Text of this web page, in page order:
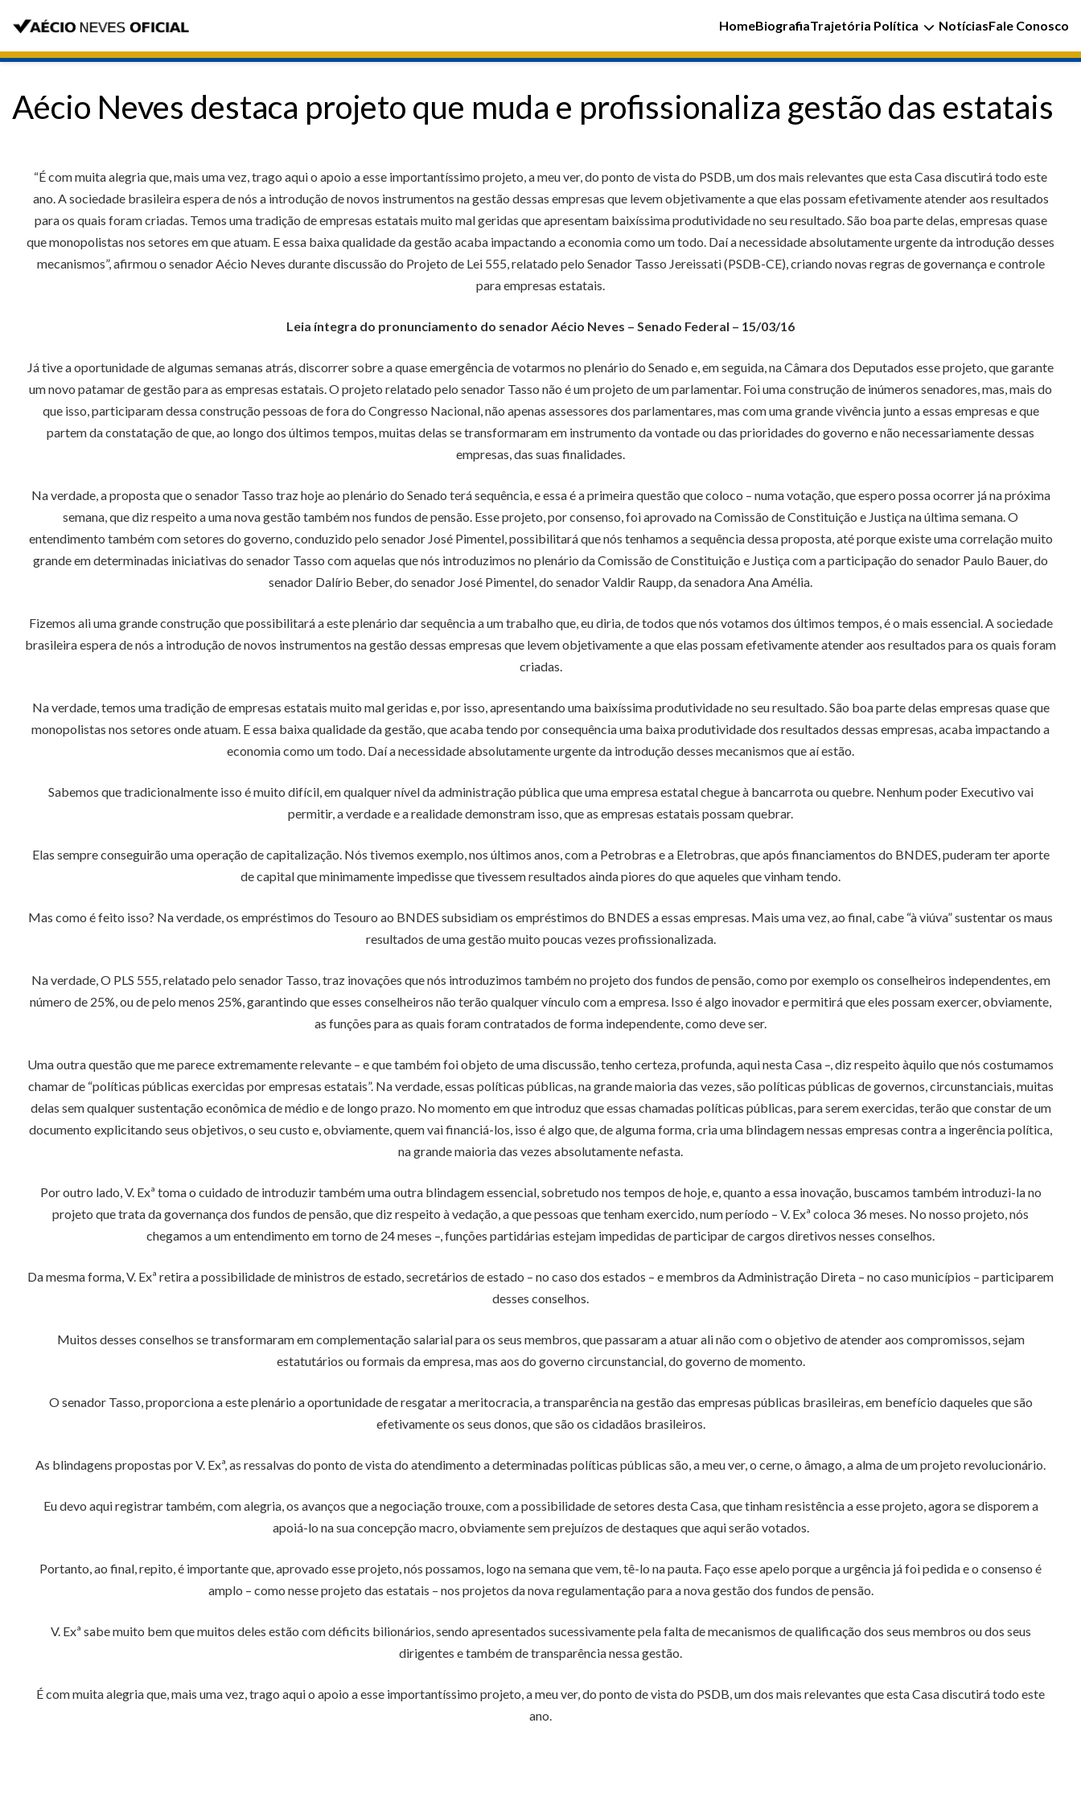
HomeBiografiaTrajetória Política NotíciasFale Conosco
Aécio Neves destaca projeto que muda e profissionaliza gestão das estatais
“É com muita alegria que, mais uma vez, trago aqui o apoio a esse importantíssimo projeto, a meu ver, do ponto de vista do PSDB, um dos mais relevantes que esta Casa discutirá todo este
ano. A sociedade brasileira espera de nós a introdução de novos instrumentos na gestão dessas empresas que levem objetivamente a que elas possam efetivamente atender aos resultados
para os quais foram criadas. Temos uma tradição de empresas estatais muito mal geridas que apresentam baixíssima produtividade no seu resultado. São boa parte delas, empresas quase
que monopolistas nos setores em que atuam. E essa baixa qualidade da gestão acaba impactando a economia como um todo. Daí a necessidade absolutamente urgente da introdução desses
mecanismos”, afirmou o senador Aécio Neves durante discussão do Projeto de Lei 555, relatado pelo Senador Tasso Jereissati (PSDB-CE), criando novas regras de governança e controle
para empresas estatais.
Leia íntegra do pronunciamento do senador Aécio Neves – Senado Federal – 15/03/16
Já tive a oportunidade de algumas semanas atrás, discorrer sobre a quase emergência de votarmos no plenário do Senado e, em seguida, na Câmara dos Deputados esse projeto, que garante
um novo patamar de gestão para as empresas estatais. O projeto relatado pelo senador Tasso não é um projeto de um parlamentar. Foi uma construção de inúmeros senadores, mas, mais do
que isso, participaram dessa construção pessoas de fora do Congresso Nacional, não apenas assessores dos parlamentares, mas com uma grande vivência junto a essas empresas e que
partem da constatação de que, ao longo dos últimos tempos, muitas delas se transformaram em instrumento da vontade ou das prioridades do governo e não necessariamente dessas
empresas, das suas finalidades.
Na verdade, a proposta que o senador Tasso traz hoje ao plenário do Senado terá sequência, e essa é a primeira questão que coloco – numa votação, que espero possa ocorrer já na próxima
semana, que diz respeito a uma nova gestão também nos fundos de pensão. Esse projeto, por consenso, foi aprovado na Comissão de Constituição e Justiça na última semana. O
entendimento também com setores do governo, conduzido pelo senador José Pimentel, possibilitará que nós tenhamos a sequência dessa proposta, até porque existe uma correlação muito
grande em determinadas iniciativas do senador Tasso com aquelas que nós introduzimos no plenário da Comissão de Constituição e Justiça com a participação do senador Paulo Bauer, do
senador Dalírio Beber, do senador José Pimentel, do senador Valdir Raupp, da senadora Ana Amélia.
Fizemos ali uma grande construção que possibilitará a este plenário dar sequência a um trabalho que, eu diria, de todos que nós votamos dos últimos tempos, é o mais essencial. A sociedade
brasileira espera de nós a introdução de novos instrumentos na gestão dessas empresas que levem objetivamente a que elas possam efetivamente atender aos resultados para os quais foram
criadas.
Na verdade, temos uma tradição de empresas estatais muito mal geridas e, por isso, apresentando uma baixíssima produtividade no seu resultado. São boa parte delas empresas quase que
monopolistas nos setores onde atuam. E essa baixa qualidade da gestão, que acaba tendo por consequência uma baixa produtividade dos resultados dessas empresas, acaba impactando a
economia como um todo. Daí a necessidade absolutamente urgente da introdução desses mecanismos que aí estão.
Sabemos que tradicionalmente isso é muito difícil, em qualquer nível da administração pública que uma empresa estatal chegue à bancarrota ou quebre. Nenhum poder Executivo vai
permitir, a verdade e a realidade demonstram isso, que as empresas estatais possam quebrar.
Elas sempre conseguirão uma operação de capitalização. Nós tivemos exemplo, nos últimos anos, com a Petrobras e a Eletrobras, que após financiamentos do BNDES, puderam ter aporte
de capital que minimamente impedisse que tivessem resultados ainda piores do que aqueles que vinham tendo.
Mas como é feito isso? Na verdade, os empréstimos do Tesouro ao BNDES subsidiam os empréstimos do BNDES a essas empresas. Mais uma vez, ao final, cabe “à viúva” sustentar os maus
resultados de uma gestão muito poucas vezes profissionalizada.
Na verdade, O PLS 555, relatado pelo senador Tasso, traz inovações que nós introduzimos também no projeto dos fundos de pensão, como por exemplo os conselheiros independentes, em
número de 25%, ou de pelo menos 25%, garantindo que esses conselheiros não terão qualquer vínculo com a empresa. Isso é algo inovador e permitirá que eles possam exercer, obviamente,
as funções para as quais foram contratados de forma independente, como deve ser.
Uma outra questão que me parece extremamente relevante – e que também foi objeto de uma discussão, tenho certeza, profunda, aqui nesta Casa –, diz respeito àquilo que nós costumamos
chamar de “políticas públicas exercidas por empresas estatais”. Na verdade, essas políticas públicas, na grande maioria das vezes, são políticas públicas de governos, circunstanciais, muitas
delas sem qualquer sustentação econômica de médio e de longo prazo. No momento em que introduz que essas chamadas políticas públicas, para serem exercidas, terão que constar de um
documento explicitando seus objetivos, o seu custo e, obviamente, quem vai financiá-los, isso é algo que, de alguma forma, cria uma blindagem nessas empresas contra a ingerência política,
na grande maioria das vezes absolutamente nefasta.
Por outro lado, V. Exª toma o cuidado de introduzir também uma outra blindagem essencial, sobretudo nos tempos de hoje, e, quanto a essa inovação, buscamos também introduzi-la no
projeto que trata da governança dos fundos de pensão, que diz respeito à vedação, a que pessoas que tenham exercido, num período – V. Exª coloca 36 meses. No nosso projeto, nós
chegamos a um entendimento em torno de 24 meses –, funções partidárias estejam impedidas de participar de cargos diretivos nesses conselhos.
Da mesma forma, V. Exª retira a possibilidade de ministros de estado, secretários de estado – no caso dos estados – e membros da Administração Direta – no caso municípios – participarem
desses conselhos.
Muitos desses conselhos se transformaram em complementação salarial para os seus membros, que passaram a atuar ali não com o objetivo de atender aos compromissos, sejam
estatutários ou formais da empresa, mas aos do governo circunstancial, do governo de momento.
O senador Tasso, proporciona a este plenário a oportunidade de resgatar a meritocracia, a transparência na gestão das empresas públicas brasileiras, em benefício daqueles que são
efetivamente os seus donos, que são os cidadãos brasileiros.
As blindagens propostas por V. Exª, as ressalvas do ponto de vista do atendimento a determinadas políticas públicas são, a meu ver, o cerne, o âmago, a alma de um projeto revolucionário.
Eu devo aqui registrar também, com alegria, os avanços que a negociação trouxe, com a possibilidade de setores desta Casa, que tinham resistência a esse projeto, agora se disporem a
apoiá-lo na sua concepção macro, obviamente sem prejuízos de destaques que aqui serão votados.
Portanto, ao final, repito, é importante que, aprovado esse projeto, nós possamos, logo na semana que vem, tê-lo na pauta. Faço esse apelo porque a urgência já foi pedida e o consenso é
amplo – como nesse projeto das estatais – nos projetos da nova regulamentação para a nova gestão dos fundos de pensão.
V. Exª sabe muito bem que muitos deles estão com déficits bilionários, sendo apresentados sucessivamente pela falta de mecanismos de qualificação dos seus membros ou dos seus
dirigentes e também de transparência nessa gestão.
É com muita alegria que, mais uma vez, trago aqui o apoio a esse importantíssimo projeto, a meu ver, do ponto de vista do PSDB, um dos mais relevantes que esta Casa discutirá todo este
ano.